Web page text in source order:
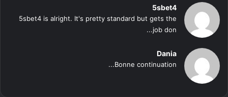
5sbet4
5sbet4 is alright. It's pretty standard but gets the
job don...
Dania
Bonne continuation...